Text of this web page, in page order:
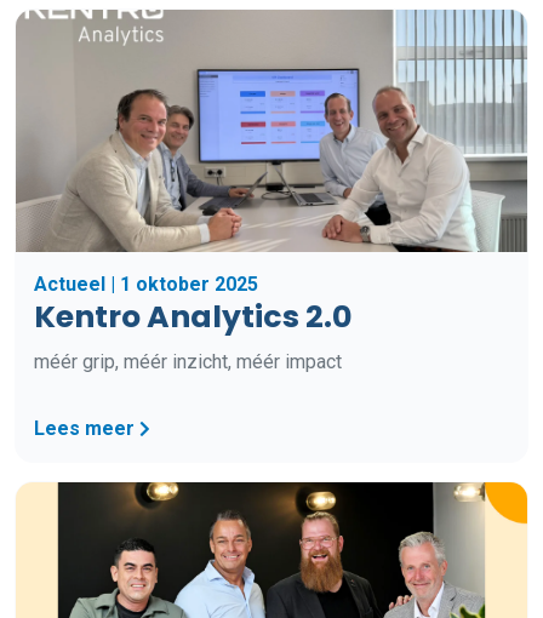
Actueel | 1 oktober 2025
Kentro Analytics 2.0
méér grip, méér inzicht, méér impact
Lees meer